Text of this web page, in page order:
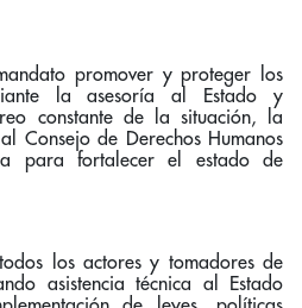
promover y proteger los
la asesoría al Estado y
constante de la situación, la
Consejo de Derechos Humanos
para fortalecer el estado de
los actores y tomadores de
asistencia técnica al Estado